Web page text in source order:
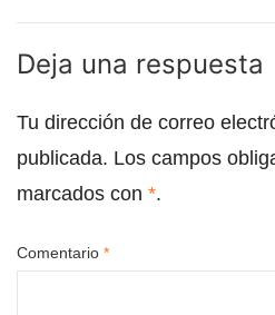
Deja una respuesta
Tu dirección de correo
publicada. Los campos
marcados con *.
Comentario *